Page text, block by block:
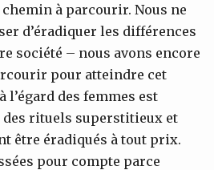
à parcourir. Nous ne
d’éradiquer les différences
société – nous avons encore
pour atteindre cet
l’égard des femmes est
des rituels superstitieux et
être éradiqués à tout prix.
pour compte parce